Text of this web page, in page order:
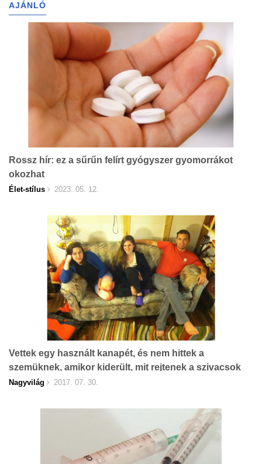
AJÁNLÓ
Rossz hír: ez a sűrűn felírt gyógyszer gyomorrákot
okozhat
Élet-stílus 2023. 05. 12.
Vettek egy használt kanapét, és nem hittek a
szemüknek, amikor kiderült, mit rejtenek a szivacsok
Nagyvilág 2017. 07. 30.